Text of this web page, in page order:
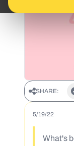
SHARE:
5/19/22
What's